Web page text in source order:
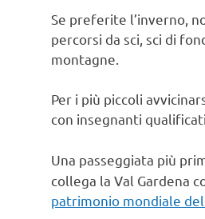
Se preferite l’inverno,
percorsi da sci, sci di
montagne.
Per i più piccoli
con insegnanti
Una passeggiata più
collega la Val Gardena
patrimonio mondiale